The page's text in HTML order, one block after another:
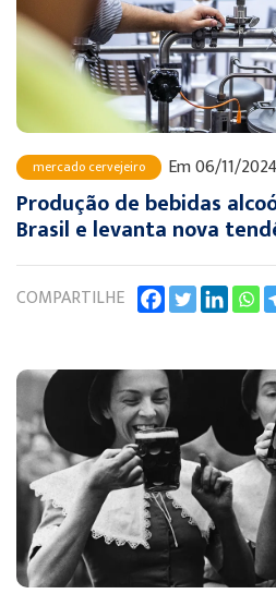
mercado cervejeiro Em 06/11/
Produção de bebidas
Brasil e levanta nova
COMPARTILHE